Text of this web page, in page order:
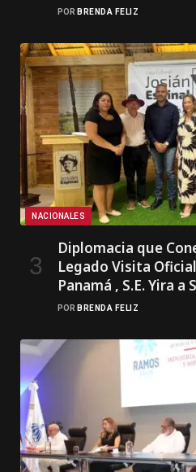
POR BRENDA FELIZ
NACIONALES
Diplomacia que
Legado Visita
Panamá , S.E. Yira
POR BRENDA FELIZ